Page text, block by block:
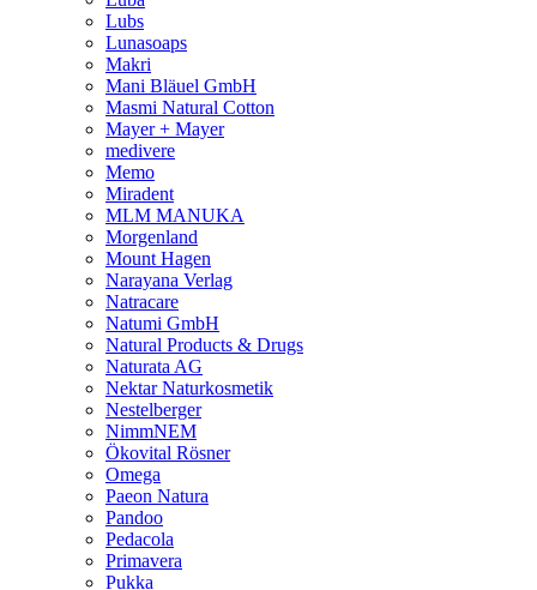
Lubs
Lunasoaps
Makri
Mani Bläuel GmbH
Masmi Natural Cotton
Mayer + Mayer
medivere
Memo
Miradent
MLM MANUKA
Morgenland
Mount Hagen
Narayana Verlag
Natracare
Natumi GmbH
Natural Products & Drugs
Naturata AG
Nektar Naturkosmetik
Nestelberger
NimmNEM
Ökovital Rösner
Omega
Paeon Natura
Pandoo
Pedacola
Primavera
Pukka